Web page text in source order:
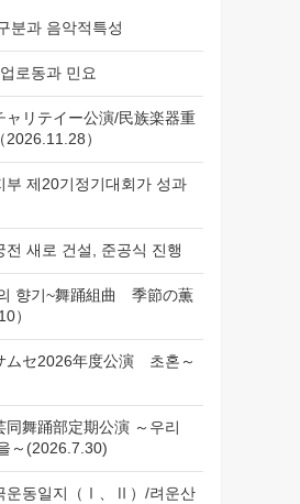
분과 음악적특성
로동과 민요
ャリテイー公演/民族楽器重
）
부 제20기정기대회가 성과
전 새로 건설, 준공식 진행
향기~舞踊組曲 季節の薫
）
ムセ2026年度公演 초혼～
同舞踊部定期公演 ～우리
～(2026.7.30)
운동일지（Ⅰ、Ⅱ）/려운산